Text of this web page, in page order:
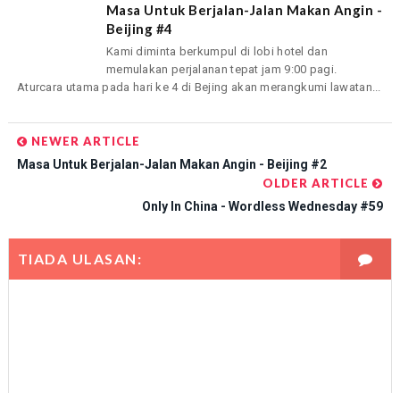
Masa Untuk Berjalan-Jalan Makan Angin -
Beijing #4
Kami diminta berkumpul di lobi hotel dan
memulakan perjalanan tepat jam 9:00 pagi.
Aturcara utama pada hari ke 4 di Bejing akan merangkumi lawatan...
NEWER ARTICLE
Masa Untuk Berjalan-Jalan Makan Angin - Beijing #2
OLDER ARTICLE
Only In China - Wordless Wednesday #59
TIADA ULASAN: